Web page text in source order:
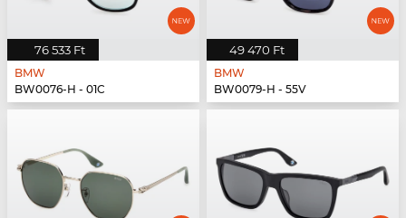
76 533 Ft
BMW
BW0076-H - 01C
49 470 Ft
BMW
BW0079-H - 55V